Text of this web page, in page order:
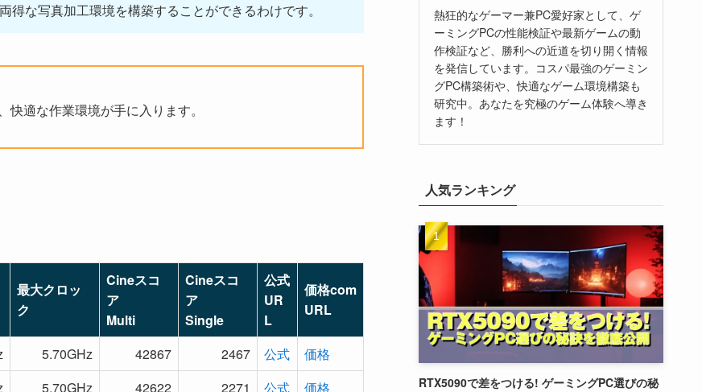
な写真加工環境を構築することができるわけです。
適な作業環境が手に入ります。
最大クロッ
ク
Cineスコ
ア
Multi
Cineスコ
ア
Single
公式
UR
L
価格com
URL
5.70GHz 42867 2467 公式
価格
5.70GHz 42622 2271 公式 価格
熱狂的なゲーマー兼PC愛好家として、ゲ
ーミングPCの性能検証や最新ゲームの動
作検証など、勝利への近道を切り開く情報
を発信しています。コスパ最強のゲーミン
グPC構築術や、快適なゲーム環境構築も
研究中。あなたを究極のゲーム体験へ導き
ます！
人気ランキング
RTX5090で差をつける! ゲーミングPC選びの秘